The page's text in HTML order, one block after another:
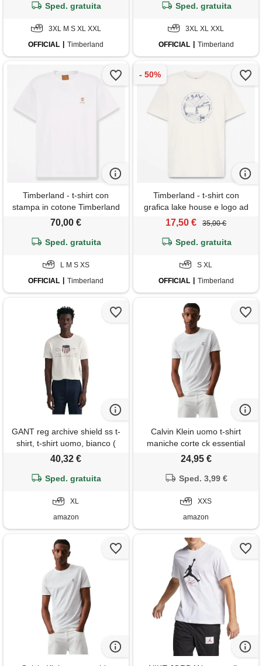
Sped. gratuita
3XL M S XL XXL
OFFICIAL
Timberland
Sped. gratuita
3XL XL XXL
OFFICIAL
Timberland
Timberland - t-shirt con
stampa in cotone Timberland
x beams all gender in bianco,
70,00 €
Sped. gratuita
L M S XS
OFFICIAL
Timberland
Timberland - t-shirt con
grafica lake house e logo ad
albero da uomo in bianco,
17,50 € 35,00 €
Sped. gratuita
S XL
OFFICIAL
Timberland
GANT reg archive shield ss t-
shirt, t-shirt uomo, bianco (
white ), xl
40,32 €
Sped. gratuita
XL
amazon
Calvin Klein uomo t-shirt
maniche corte ck essential
slim fit, bianco (bright white),
24,95 €
Sped. 3,99 €
XXS
amazon